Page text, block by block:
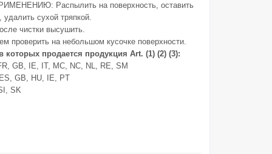
Распылить на поверхность, оставить
удалить сухой тряпкой.
чистки высушить.
проверить на небольшом кусочке поверхности.
которых продается продукция Art. (1) (2) (3):
GB, IE, IT, MC, NC, NL, RE, SM
GB, HU, IE, PT
SK